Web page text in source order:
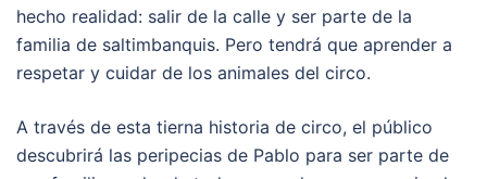
hecho realidad: salir de la calle y ser parte de la
familia de saltimbanquis. Pero tendrá que aprender a
respetar y cuidar de los animales del circo.
A través de esta tierna historia de circo, el público
descubrirá las peripecias de Pablo para ser parte de